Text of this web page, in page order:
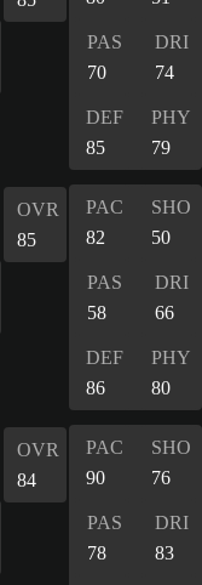
PAS
70
DRI
74
DEF
85
PHY
79
OVR
85
PAC
82
SHO
50
PAS
58
DRI
66
DEF
86
PHY
80
OVR
84
PAC
90
SHO
76
PAS
78
DRI
83